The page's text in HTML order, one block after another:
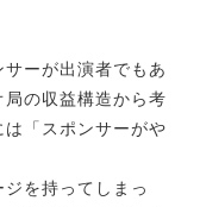
ーが出演者でもあ
の収益構造から考
「スポンサーがや
を持ってしまっ